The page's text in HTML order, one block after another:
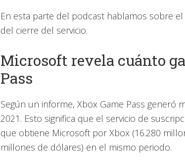
En esta parte del podcast hablamos sobre
del cierre del servicio.
Microsoft revela cuánto
Pass
Según un informe, Xbox Game Pass generó
2021. Esto significa que el servicio de
que obtiene Microsoft por Xbox (16.280
millones de dólares) en el mismo periodo.